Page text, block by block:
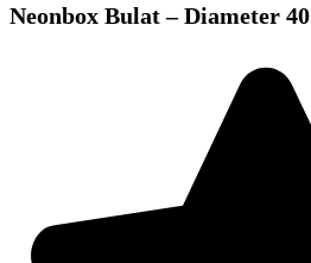
Neonbox Bulat – Diameter 40